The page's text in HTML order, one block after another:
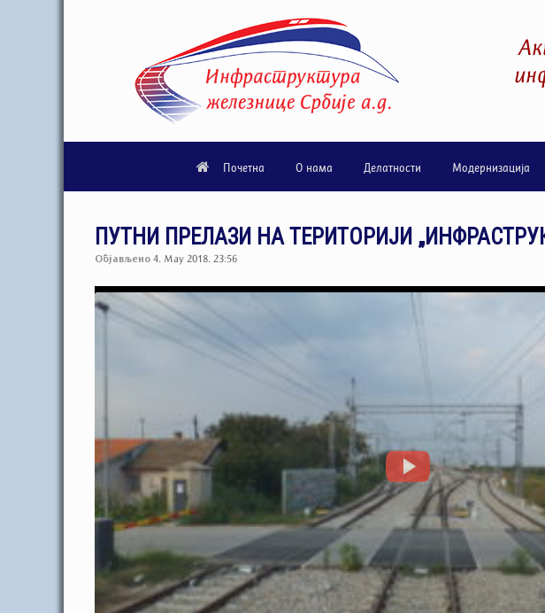
Почетна О нама Делатности Модернизација
ПУТНИ ПРЕЛАЗИ НА ТЕРИТОРИЈИ
Објављено 4. May 2018. 23:56